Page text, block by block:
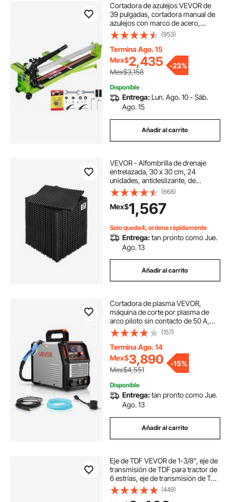
Cortadora de azulejos VEVOR de
39 pulgadas, cortadora manual de
azulejos con marco de acero,
máquina cortadora de azulejos con
guía láser y cortador de repuesto,
herramienta manual para cortar
azulejos de cerámica de porcelana
con precisión.
(953)
Termina Ago. 15
Mex$2,435
Mex$3,158
-23%
Disponible
Entrega: Lun. Ago. 10 - Sáb.
Ago. 15
Añadir al carrito
VEVOR - Alfombrilla de drenaje
entrelazada, 30 x 30 cm, 24
unidades, antideslizante, de
polipropileno negro, para suelos y
duchas, ideal para garaje, jardín,
cocina y exterior.
(668)
Mex$1,567
Solo queda4, ordena rápidamente
Entrega:tan pronto como Jue.
Ago. 13
Añadir al carrito
Cortadora de plasma VEVOR,
máquina de corte por plasma de
arco piloto sin contacto de 50 A,
inversor IGBT de doble voltaje de
110 V/220 V con pantalla digital,
función 2T/4T y tiempo PA/PT
ajustable para reparaciones
domésticas y talleres.
(157)
Termina Ago. 14
Mex$3,890
Mex$4,551
-15%
Disponible
Entrega:tan pronto como Jue.
Ago. 13
Añadir al carrito
Eje de TDF VEVOR de 1-3/8", eje de
transmisión de TDF para tractor de
6 estrías, eje de transmisión de TDF
con extremos redondos para
implementos, eje de TDF para
(449)